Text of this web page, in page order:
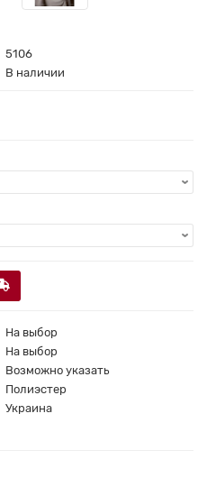
5106
В наличии
На выбор
На выбор
Возможно указать
Полиэстер
Украина